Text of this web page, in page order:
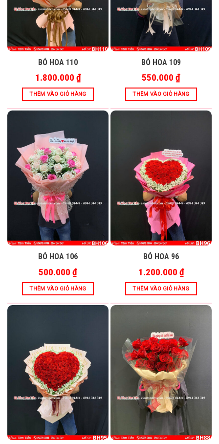
BÓ HOA 110
1.800.000 ₫
THÊM VÀO GIỎ HÀNG
BÓ HOA 109
550.000 ₫
THÊM VÀO GIỎ HÀNG
BÓ HOA 106
500.000 ₫
THÊM VÀO GIỎ HÀNG
BÓ HOA 96
1.200.000 ₫
THÊM VÀO GIỎ HÀNG